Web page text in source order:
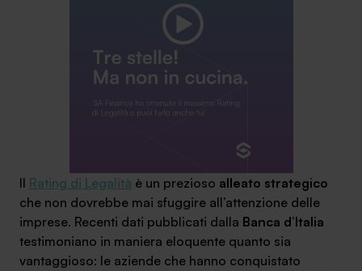
+030.3540104
Il Rating di Legalità è un prezioso alleato strategico
che non dovrebbe mai sfuggire all’attenzione delle
imprese. Recenti dati pubblicati dalla Banca d’Italia
testimoniano in maniera eloquente quanto sia
vantaggioso: le aziende che hanno conquistato